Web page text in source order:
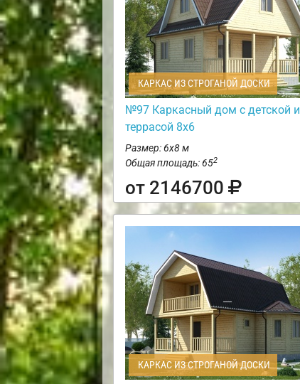
КАРКАС ИЗ СТРОГАНОЙ ДОСКИ
№97 Каркасный дом с детской и
террасой 8х6
Размер: 6х8 м
Общая площадь: 652
от 2146700
КАРКАС ИЗ СТРОГАНОЙ ДОСКИ